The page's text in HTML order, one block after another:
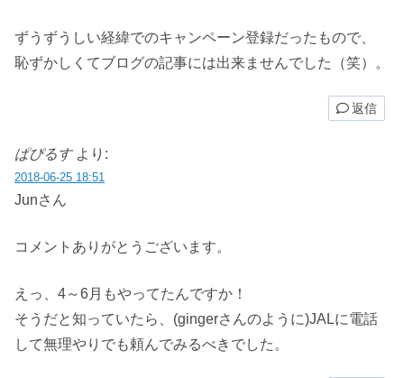
ずうずうしい経緯でのキャンペーン登録だったもので、
恥ずかしくてブログの記事には出来ませんでした（笑）。
返信
ぱぴるす より:
2018-06-25 18:51
Junさん
コメントありがとうございます。
えっ、4～6月もやってたんですか！
そうだと知っていたら、(gingerさんのように)JALに電話
して無理やりでも頼んでみるべきでした。